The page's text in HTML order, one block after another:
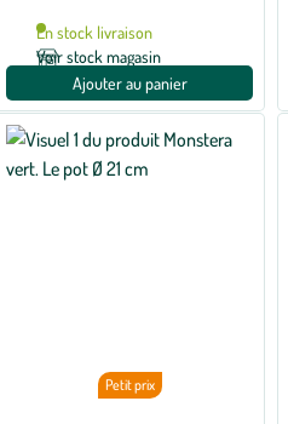
En stock livraison
Voir stock magasin
Ajouter au panier
Petit prix